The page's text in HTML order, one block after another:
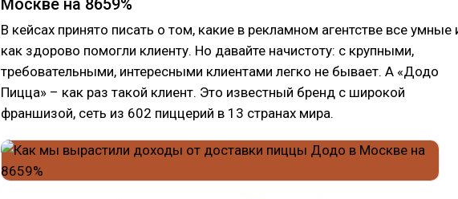
Москве на 8659%
В кейсах принято писать о том, какие в рекламном агентстве все умные
как здорово помогли клиенту. Но давайте начистоту: с крупными,
требовательными, интересными клиентами легко не бывает. А «Додо
Пицца» – как раз такой клиент. Это известный бренд с широкой
франшизой, сеть из 602 пиццерий в 13 странах мира.